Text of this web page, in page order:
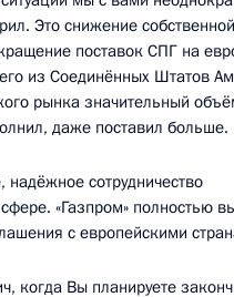
Это снижение
поставок СПГ на
из Соединённых Штатов
рынка значительный
даже поставил больше.
надёжное сотрудничество
«Газпром» полностью
с европейскими
когда Вы планируете